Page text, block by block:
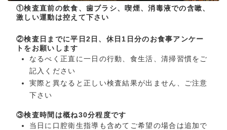
①検査直前の飲食、歯ブラシ、喫煙、消毒液での含嗽、
激しい運動は控えて下さい
②検査日までに平日2日、休日1日分のお食事アンケー
トをお願いします
なるべく正直に一日の行動、食生活、清掃習慣をご
記入ください
実際と異なると正しい検査結果が出ません、ご注意
下さい
③検査時間は概ね30分程度です
当日に口腔衛生指導も含めてご希望の場合は追加で